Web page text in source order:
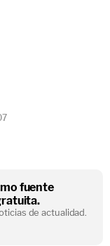
fuente
de actualidad.